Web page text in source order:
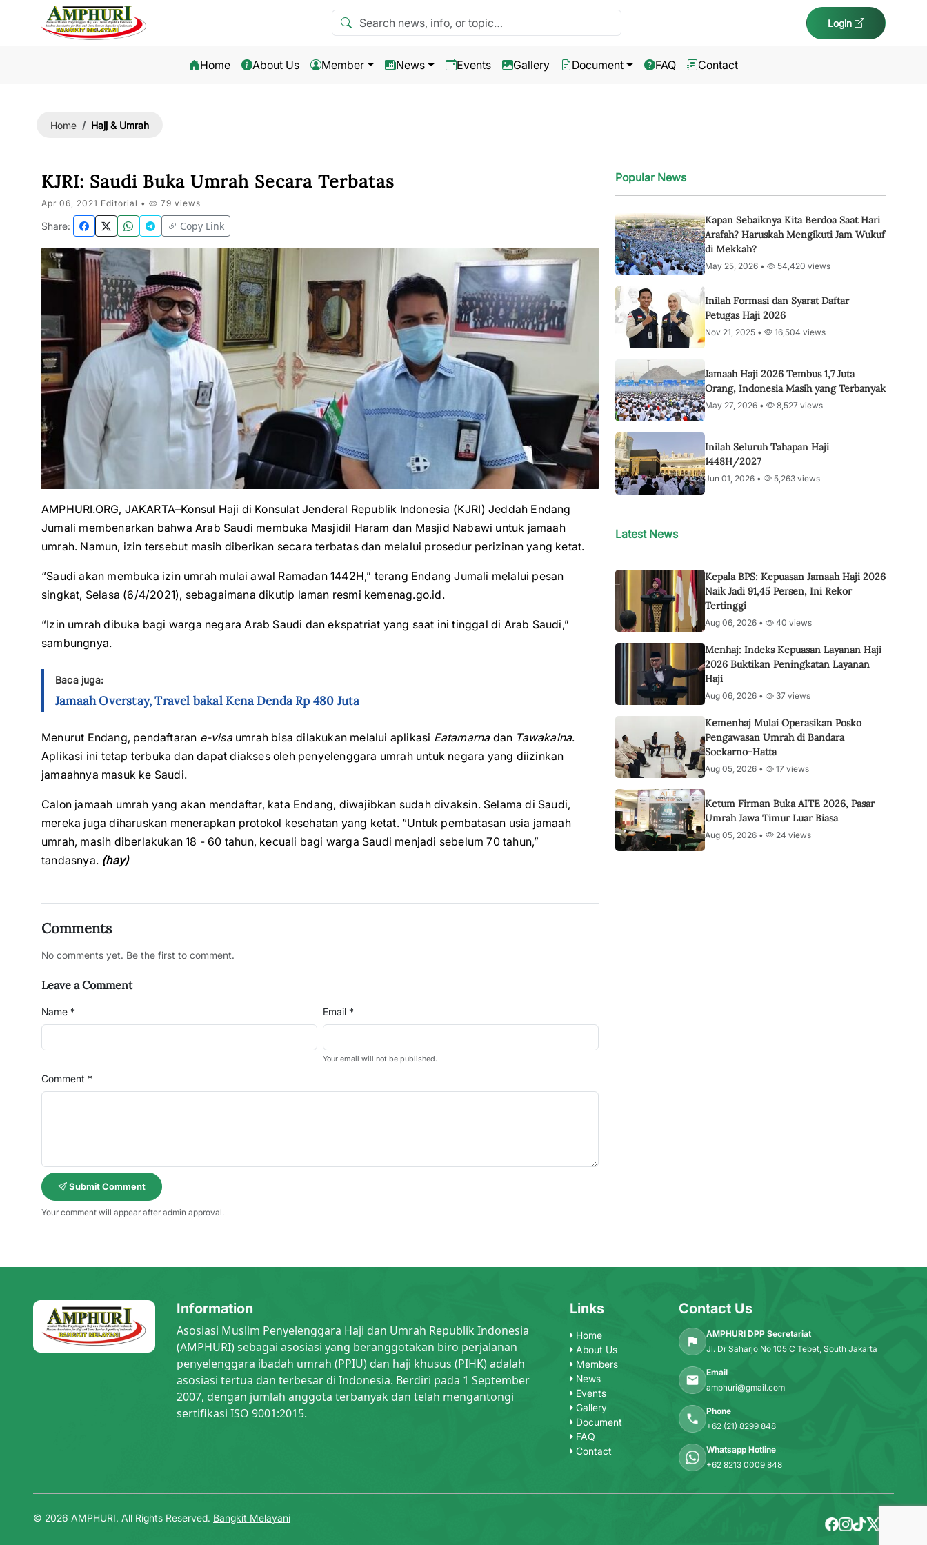
Search news Login
Home About Us Member News Events Gallery Document FAQ Contact
Home Hajj & Umrah
KJRI: Saudi Buka Umrah Secara Terbatas
Apr 06, 2021 Editorial • 79 views
Share: Copy Link
AMPHURI.ORG, JAKARTA–Konsul Haji di Konsulat Jenderal Republik Indonesia (KJRI) Jeddah Endang
Jumali membenarkan bahwa Arab Saudi membuka Masjidil Haram dan Masjid Nabawi untuk jamaah
umrah. Namun, izin tersebut masih diberikan secara terbatas dan melalui prosedur perizinan yang ketat.
“Saudi akan membuka izin umrah mulai awal Ramadan 1442H,” terang Endang Jumali melalui pesan
singkat, Selasa (6/4/2021), sebagaimana dikutip laman resmi kemenag.go.id.
“Izin umrah dibuka bagi warga negara Arab Saudi dan ekspatriat yang saat ini tinggal di Arab Saudi,”
sambungnya.
Baca juga:
Jamaah Overstay, Travel bakal Kena Denda Rp 480 Juta
Menurut Endang, pendaftaran e-visaumrah bisa dilakukan melalui aplikasi Eatamarnadan Tawakalna.
Aplikasi ini tetap terbuka dan dapat diakses oleh penyelenggara umrah untuk negara yang diizinkan
jamaahnya masuk ke Saudi.
Calon jamaah umrah yang akan mendaftar, kata Endang, diwajibkan sudah divaksin. Selama di Saudi,
mereka juga diharuskan menerapkan protokol kesehatan yang ketat. “Untuk pembatasan usia jamaah
umrah, masih diberlakukan 18 - 60 tahun, kecuali bagi warga Saudi menjadi sebelum 70 tahun,”
tandasnya. (hay)
Comments
No comments yet. Be the first to comment.
Leave a Comment
Name * Email *
Your email will not be published.
Comment *
Submit Comment
Your comment will appear after admin approval.
Popular News
Kapan Sebaiknya Kita Berdoa Saat Hari
Arafah? Haruskah Mengikuti Jam Wukuf
di Mekkah?
May 25, 2026 • 54,420 views
Inilah Formasi dan Syarat Daftar
Petugas Haji 2026
Nov 21, 2025 • 16,504 views
Jamaah Haji 2026 Tembus 1,7 Juta
Orang, Indonesia Masih yang Terbanyak
May 27, 2026 • 8,527 views
Inilah Seluruh Tahapan Haji
1448H/2027
Jun 01, 2026 • 5,263 views
Latest News
Kepala BPS: Kepuasan Jamaah Haji 2026
Naik Jadi 91,45 Persen, Ini Rekor
Tertinggi
Aug 06, 2026 • 40 views
Menhaj: Indeks Kepuasan Layanan Haji
2026 Buktikan Peningkatan Layanan
Haji
Aug 06, 2026 • 37 views
Kemenhaj Mulai Operasikan Posko
Pengawasan Umrah di Bandara
Soekarno-Hatta
Aug 05, 2026 • 17 views
Ketum Firman Buka AITE 2026, Pasar
Umrah Jawa Timur Luar Biasa
Aug 05, 2026 • 24 views
Information
Asosiasi Muslim Penyelenggara Haji dan Umrah Republik Indonesia
(AMPHURI) sebagai asosiasi yang beranggotakan biro perjalanan
penyelenggara ibadah umrah (PPIU) dan haji khusus (PIHK) adalah
asosiasi tertua dan terbesar di Indonesia. Berdiri pada 1 September
2007, dengan jumlah anggota terbanyak dan telah mengantongi
sertifikasi ISO 9001:2015.
Links
Home
About Us
Members
News
Events
Gallery
Document
FAQ
Contact
Contact Us
AMPHURI DPP Secretariat
Jl. Dr Saharjo No 105 C Tebet, South Jakarta
Email
amphuri@gmail.com
Phone
+62 (21) 8299 848
Whatsapp Hotline
+62 8213 0009 848
© 2026 AMPHURI. All Rights Reserved. Bangkit Melayani